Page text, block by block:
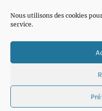
Nous utilisons des cookies
service.